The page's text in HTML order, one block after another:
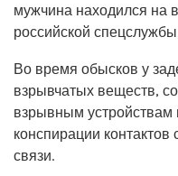
мужчина находился на
российской
Во время обысков у
взрывчатых веществ,
взрывным
конспирации
связи.